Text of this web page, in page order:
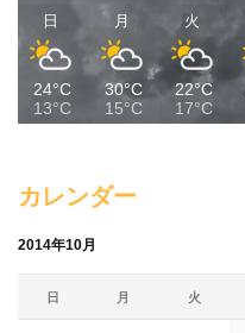
日
24°C
13°C
月
30°C
15°C
火
22°C
17°C
カレンダー
2014年10月
日 月 火